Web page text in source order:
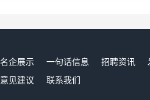
名企展示 一句话信息 招聘资讯
意见建议 联系我们